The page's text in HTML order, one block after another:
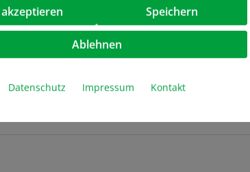
AzureSpectra 700"
Speichern
Ablehnen
Datenschutz Impressum Kontakt